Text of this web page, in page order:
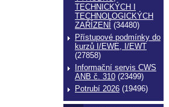
TECHNICKÝCH I
TECHNOLOGICKÝCH
ZAŔÍZENÍ (34480)
Přístupové podmínky do
kurzů I/EWE, I/EWT
(27858)
Informační servis CWS
ANB č. 310 (23499)
Potrubí 2026 (19496)